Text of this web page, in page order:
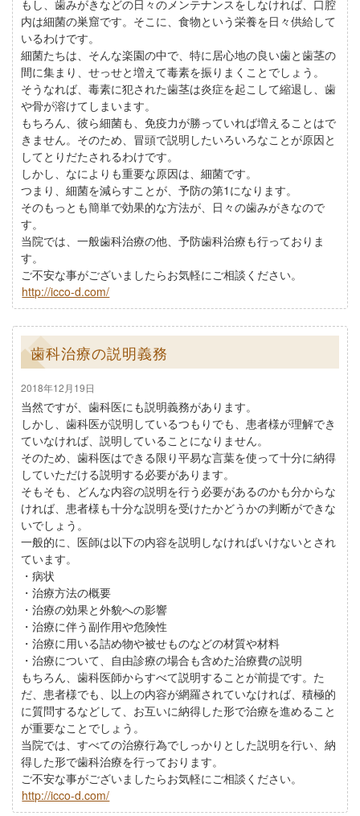
もし、歯みがきなどの日々のメンテナンスをしなければ、口腔
内は細菌の巣窟です。そこに、食物という栄養を日々供給して
いるわけです。
細菌たちは、そんな楽園の中で、特に居心地の良い歯と歯茎の
間に集まり、せっせと増えて毒素を振りまくことでしょう。
そうなれば、毒素に犯された歯茎は炎症を起こして縮退し、歯
や骨が溶けてしまいます。
もちろん、彼ら細菌も、免疫力が勝っていれば増えることはで
きません。そのため、冒頭で説明したいろいろなことが原因と
してとりだたされるわけです。
しかし、なによりも重要な原因は、細菌です。
つまり、細菌を減らすことが、予防の第1になります。
そのもっとも簡単で効果的な方法が、日々の歯みがきなので
す。
当院では、一般歯科治療の他、予防歯科治療も行っておりま
す。
ご不安な事がございましたらお気軽にご相談ください。
http://icco-d.com/
歯科治療の説明義務
2018年12月19日
当然ですが、歯科医にも説明義務があります。
しかし、歯科医が説明しているつもりでも、患者様が理解でき
ていなければ、説明していることになりません。
そのため、歯科医はできる限り平易な言葉を使って十分に納得
していただける説明する必要があります。
そもそも、どんな内容の説明を行う必要があるのかも分からな
ければ、患者様も十分な説明を受けたかどうかの判断ができな
いでしょう。
一般的に、医師は以下の内容を説明しなければいけないとされ
ています。
・病状
・治療方法の概要
・治療の効果と外貌への影響
・治療に伴う副作用や危険性
・治療に用いる詰め物や被せものなどの材質や材料
・治療について、自由診療の場合も含めた治療費の説明
もちろん、歯科医師からすべて説明することが前提です。た
だ、患者様でも、以上の内容が網羅されていなければ、積極的
に質問するなどして、お互いに納得した形で治療を進めること
が重要なことでしょう。
当院では、すべての治療行為でしっかりとした説明を行い、納
得した形で歯科治療を行っております。
ご不安な事がございましたらお気軽にご相談ください。
http://icco-d.com/